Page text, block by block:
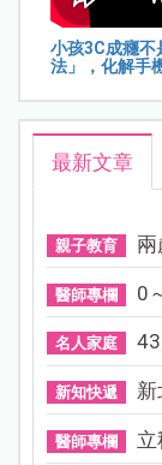
小孩3C成癮不
法」，化解手
最新文章
親子教育
醫師專欄 0
名人家庭
新知快遞
醫師專欄